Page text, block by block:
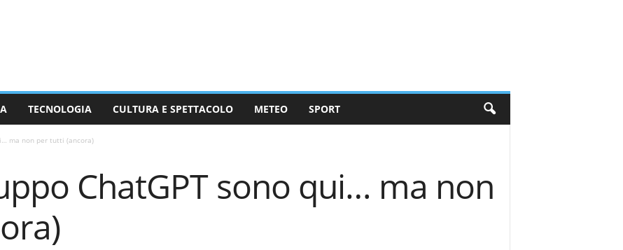
TECNOLOGIA CULTURA E SPETTACOLO METEO SPORT
ma non per tutti (ancora)
ChatGPT sono qui… ma non